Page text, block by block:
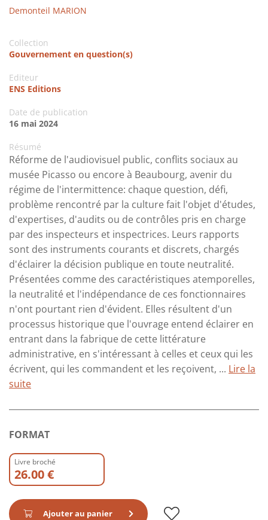
Demonteil MARION
Collection
Gouvernement en question(s)
Editeur
ENS Editions
Date de publication
16 mai 2024
Résumé
Réforme de l'audiovisuel public, conflits sociaux au
musée Picasso ou encore à Beaubourg, avenir du
régime de l'intermittence: chaque question, défi,
problème rencontré par la culture fait l'objet d'études,
d'expertises, d'audits ou de contrôles pris en charge
par des inspecteurs et inspectrices. Leurs rapports
sont des instruments courants et discrets, chargés
d'éclairer la décision publique en toute neutralité.
Présentées comme des caractéristiques atemporelles,
la neutralité et l'indépendance de ces fonctionnaires
n'ont pourtant rien d'évident. Elles résultent d'un
processus historique que l'ouvrage entend éclairer en
entrant dans la fabrique de cette littérature
administrative, en s'intéressant à celles et ceux qui les
écrivent, qui les commandent et les reçoivent, ... Lire la
suite
FORMAT
Livre broché
26.00 €
Ajouter au panier